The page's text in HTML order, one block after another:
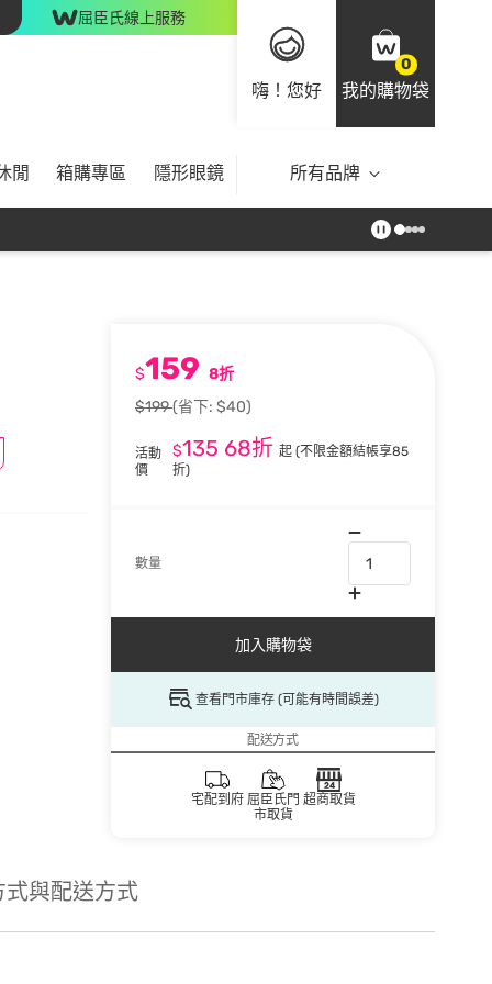
屈臣氏線上服務
嗨！您好
0
我的購物袋
閒 箱購專區 隱形眼鏡 所有品牌
$159 8折
$199(省下: $40)
活動
價
$135 68折 起 (不限金額結帳享85
折)
數量
加入購物袋
查看門市庫存 (可能有時間誤差)
配送方式
宅配到府 屈臣氏門
市取貨
超商取貨
式與配送方式